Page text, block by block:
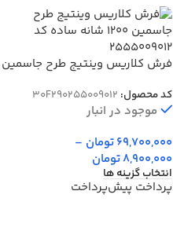
فرش کلاریس وینتیج طرح جاسمین
کد محصول: 30F290255009012
موجود در انبار
69,700,000تومان –
8,900,000تومان
انتخاب گزینه ها
پرداخت پیش‌پرداخت